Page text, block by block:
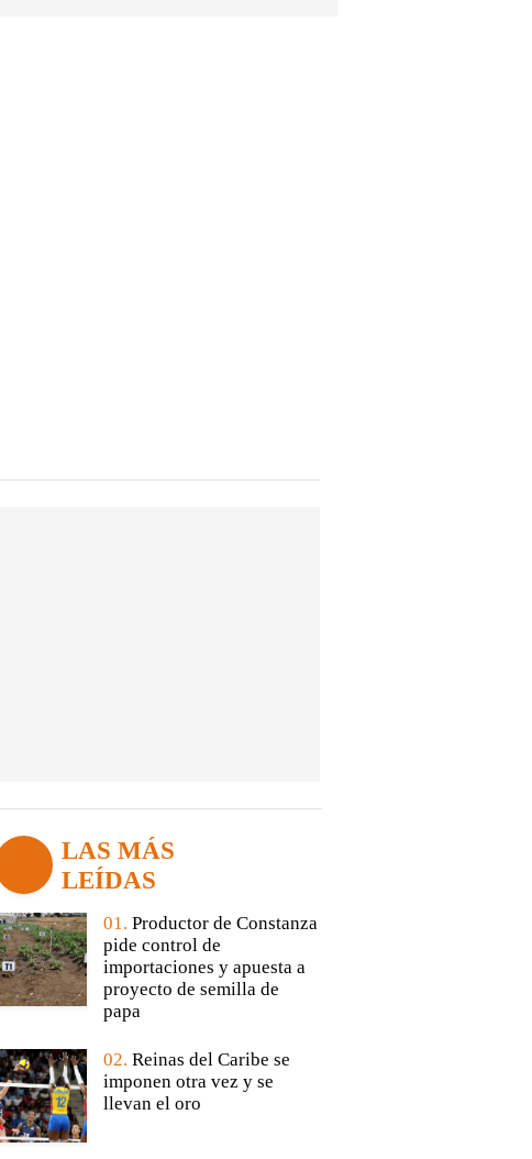
LAS MÁS
LEÍDAS
01. Productor de Constanza
pide control de
importaciones y apuesta a
proyecto de semilla de
papa
02. Reinas del Caribe se
imponen otra vez y se
llevan el oro